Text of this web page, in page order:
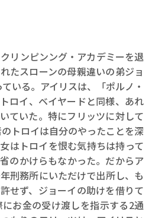
リンピンング・アカデミーを退
たスローンの母親違いの弟ジョ
いる。アイリスは、「ポルノ・
ロイ、ベイヤードと同様、あれ
ていた。特にフリッツに対して
トロイは自分のやったことを深
はトロイを恨む気持ちは持って
のかけらもなかった。だからア
刑務所にいただけで出所し、も
せず、ジョーイの助けを借りて
お金の受け渡しを指示する2通